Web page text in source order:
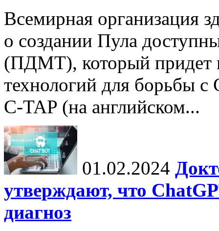
Всемирная организация
о создании Пула
(ПДМТ), который придет
технологий для борьбы
C-TAP (на английском...
01.02.2024
утверждают, что
диагноз